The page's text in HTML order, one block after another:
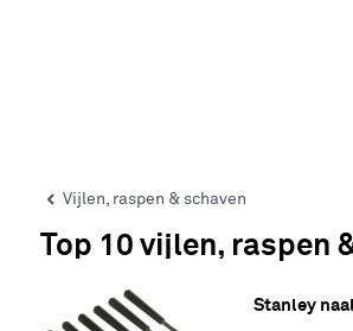
Vijlen, raspen & schaven
Top 10 vijlen, raspen
Stanley